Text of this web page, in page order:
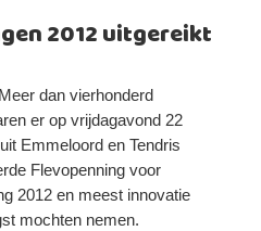
2012 uitgereikt
dan vierhonderd
er op vrijdagavond 22
Emmeloord en Tendris
Flevopenning voor
2012 en meest innovatie
mochten nemen.